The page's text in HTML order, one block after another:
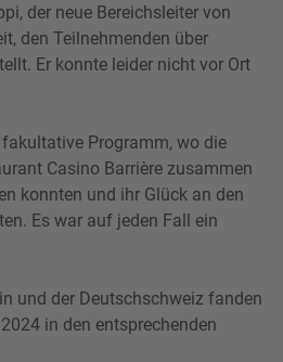
der neue Bereichsleiter von
den Teilnehmenden über
Er konnte leider nicht vor Ort
Programm, wo die
Casino Barrière zusammen
konnten und ihr Glück an den
Es war auf jeden Fall ein
und der Deutschschweiz fanden
in den entsprechenden